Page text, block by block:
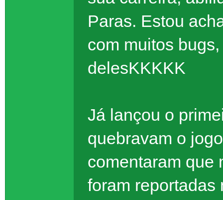
Paras. Estou
com muitos
delesKKKKK
Já lançou o
quebravam o
comentaram que
foram reportadas